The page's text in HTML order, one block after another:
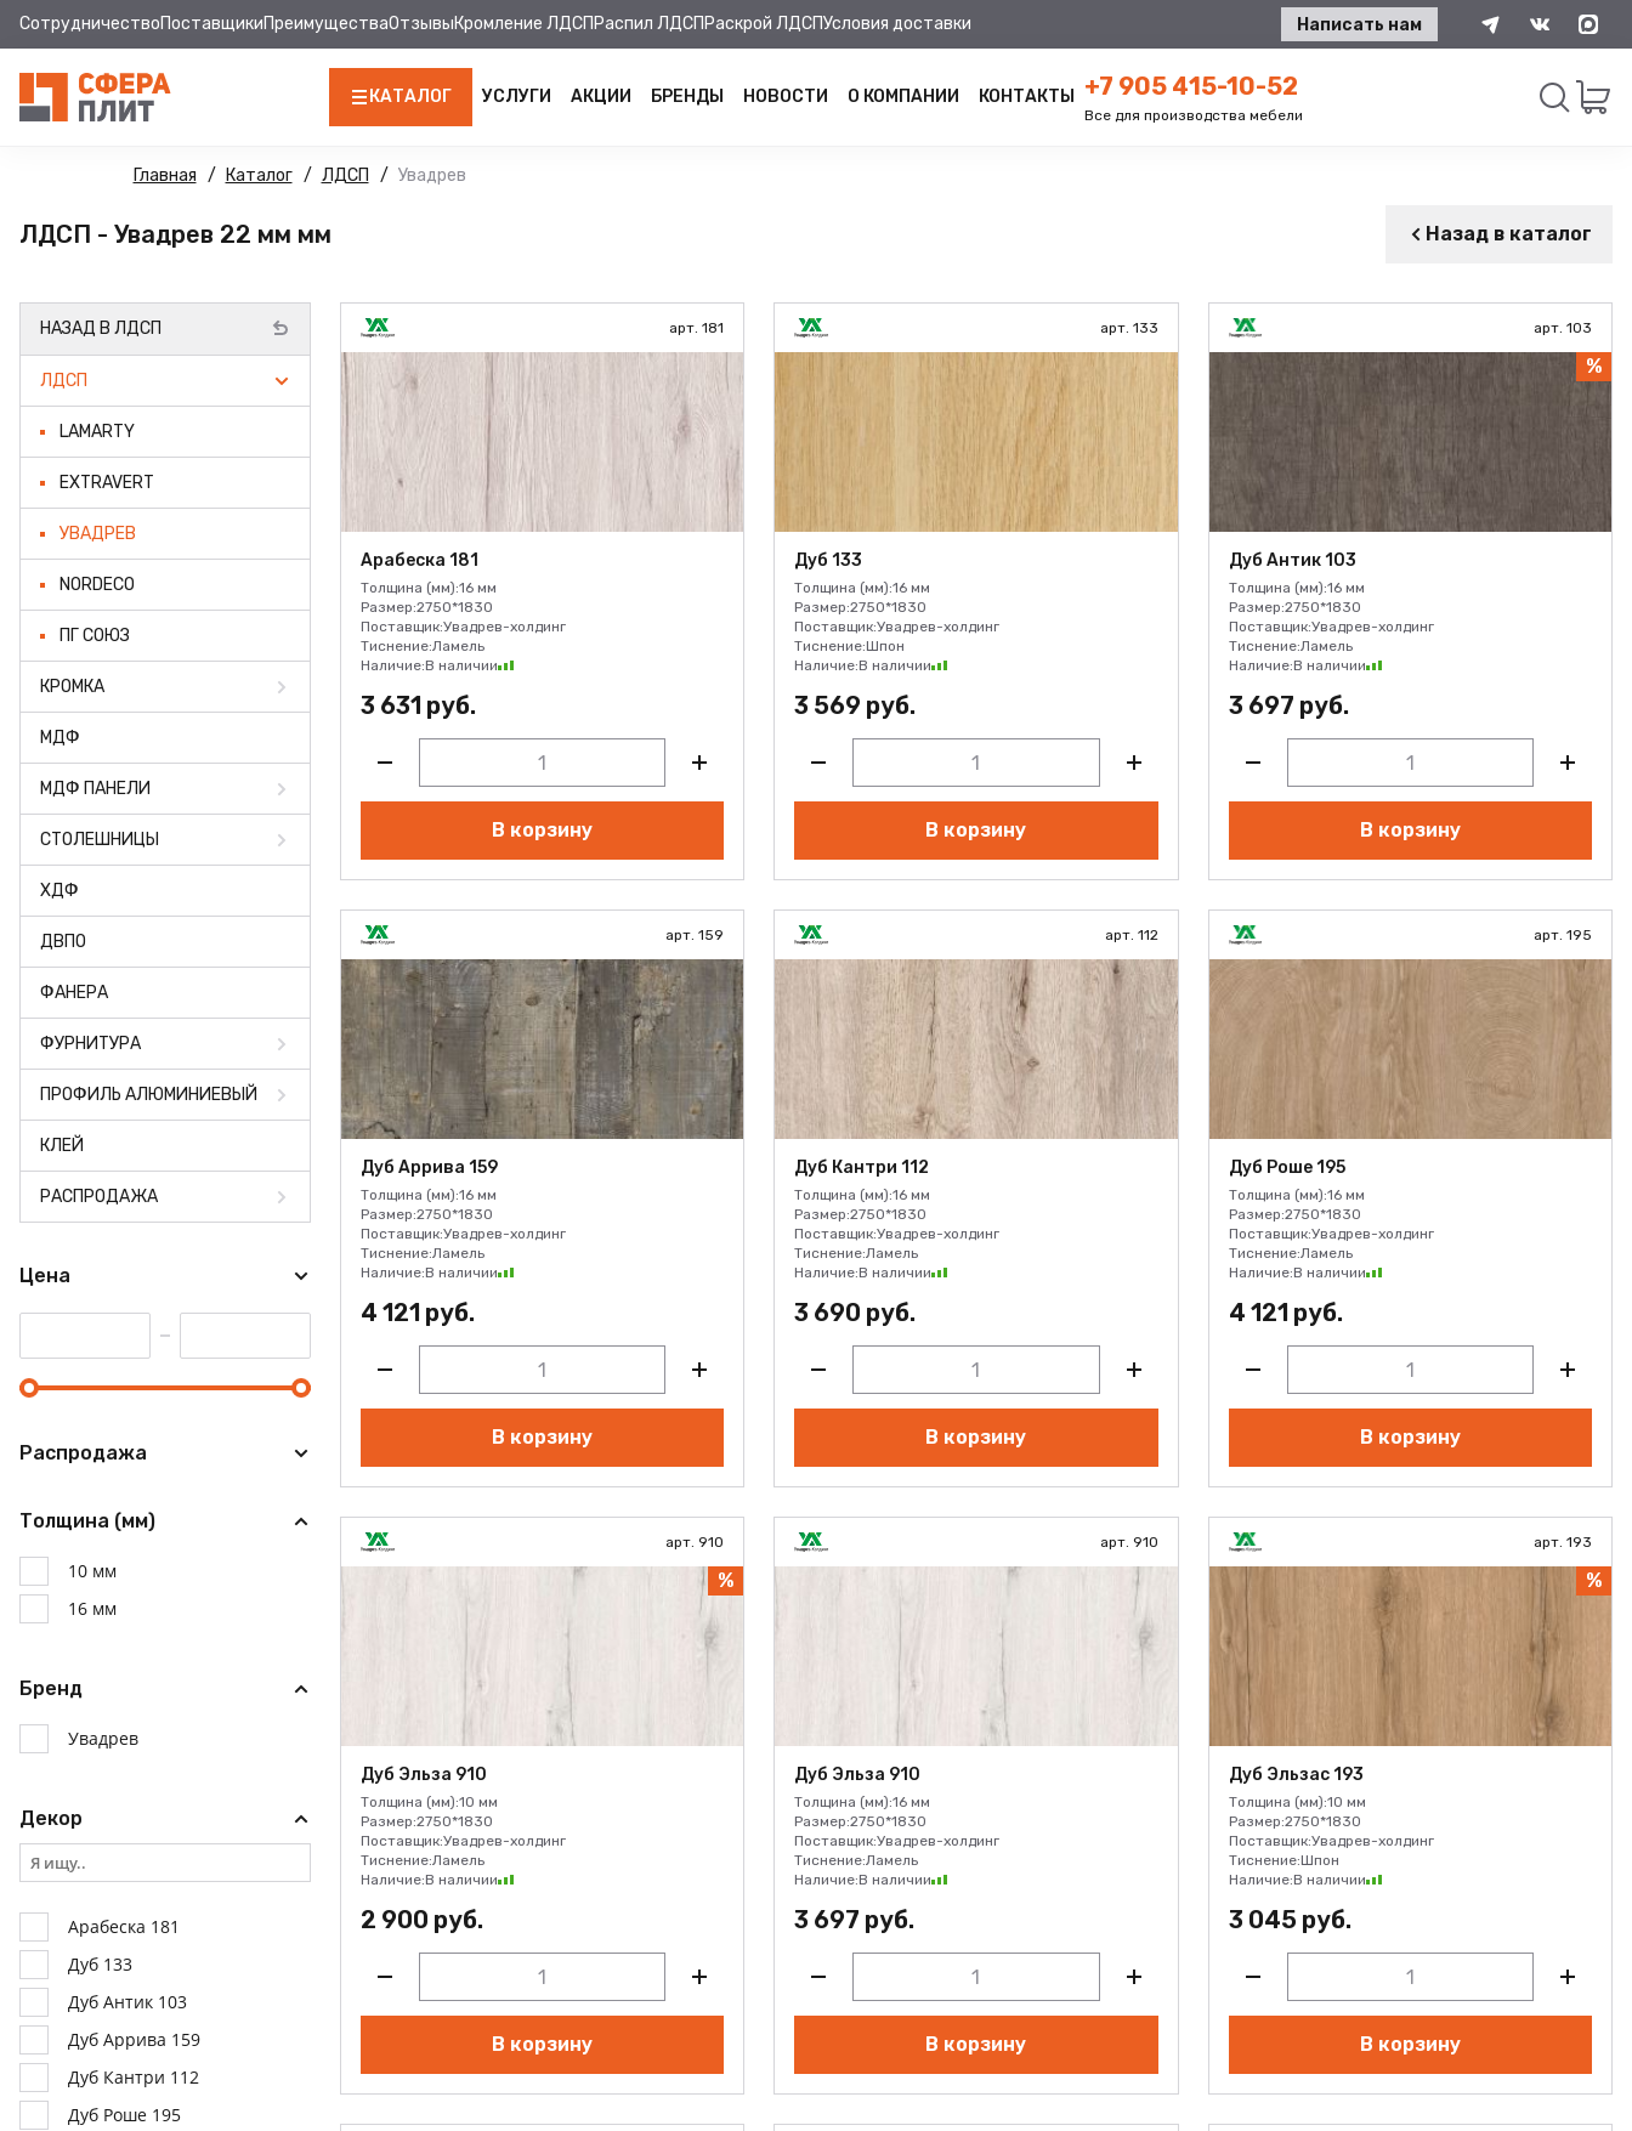
СотрудничествоПоставщикиПреимуществаОтзывыКромление ЛДСП Распил ЛДСП Раскрой ЛДСПУсловия доставки Написать нам
КАТАЛОГ
ЛДСП
МДФ ПАНЕЛИ
СТОЛЕШНИЦЫ
ХДФ
ФАНЕРА
ФУРНИТУРА
ПРОФИЛЬ АЛЮМИНИЕВЫЙ
КЛЕЙ
РАСПРОДАЖА
УСЛУГИ АКЦИИ БРЕНДЫ НОВОСТИ О КОМПАНИИ КОНТАКТЫ +7 905 415-10-52
Все для производства мебели
Главная Каталог ЛДСП Увадрев
ЛДСП - Увадрев 22 мм мм Назад в каталог
НАЗАД В ЛДСП
ЛДСП
LAMARTY
EXTRAVERT
УВАДРЕВ
NORDECO
ПГ СОЮЗ
КРОМКА
МДФ
МДФ ПАНЕЛИ
СТОЛЕШНИЦЫ
ХДФ
ДВПО
ФАНЕРА
ФУРНИТУРА
ПРОФИЛЬ АЛЮМИНИЕВЫЙ
КЛЕЙ
РАСПРОДАЖА
Цена
Распродажа
Толщина (мм)
10 мм
16 мм
Бренд
Увадрев
Декор
Арабеска 181
Дуб 133
Дуб Антик 103
Дуб Аррива 159
Дуб Кантри 112
Дуб Роше 195
арт. 181
Арабеска 181
Толщина (мм):16 мм
Размер:2750*1830
Поставщик:Увадрев-холдинг
Тиснение:Ламель
Наличие:В наличии
3 631 руб.
В корзину
арт. 133
Дуб 133
Толщина (мм):16 мм
Размер:2750*1830
Поставщик:Увадрев-холдинг
Тиснение:Шпон
Наличие:В наличии
3 569 руб.
В корзину
арт. 103
%
Дуб Антик 103
Толщина (мм):16 мм
Размер:2750*1830
Поставщик:Увадрев-холдинг
Тиснение:Ламель
Наличие:В наличии
3 697 руб.
В корзину
арт. 159
Дуб Аррива 159
Толщина (мм):16 мм
Размер:2750*1830
Поставщик:Увадрев-холдинг
Тиснение:Ламель
Наличие:В наличии
4 121 руб.
В корзину
арт. 112
Дуб Кантри 112
Толщина (мм):16 мм
Размер:2750*1830
Поставщик:Увадрев-холдинг
Тиснение:Ламель
Наличие:В наличии
3 690 руб.
В корзину
арт. 195
Дуб Роше 195
Толщина (мм):16 мм
Размер:2750*1830
Поставщик:Увадрев-холдинг
Тиснение:Ламель
Наличие:В наличии
4 121 руб.
В корзину
арт. 910
%
Дуб Эльза 910
Толщина (мм):10 мм
Размер:2750*1830
Поставщик:Увадрев-холдинг
Тиснение:Ламель
Наличие:В наличии
2 900 руб.
В корзину
арт. 910
Дуб Эльза 910
Толщина (мм):16 мм
Размер:2750*1830
Поставщик:Увадрев-холдинг
Тиснение:Ламель
Наличие:В наличии
3 697 руб.
В корзину
арт. 193
%
Дуб Эльзас 193
Толщина (мм):10 мм
Размер:2750*1830
Поставщик:Увадрев-холдинг
Тиснение:Шпон
Наличие:В наличии
3 045 руб.
В корзину